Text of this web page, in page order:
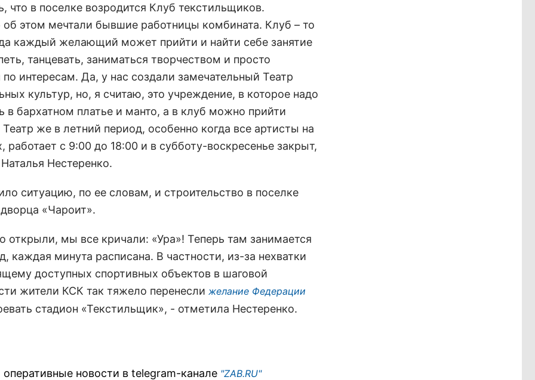
что в поселке возродится Клуб текстильщиков.
об этом мечтали бывшие работницы комбината. Клуб – то
каждый желающий может прийти и найти себе занятие
танцевать, заниматься творчеством и просто
интересам. Да, у нас создали замечательный Театр
культур, но, я считаю, это учреждение, в которое надо
в бархатном платье и манто, а в клуб можно прийти
Театр же в летний период, особенно когда все артисты на
работает с 9:00 до 18:00 и в субботу-воскресенье закрыт,
Нестеренко.
ситуацию, по ее словам, и строительство в поселке
«Чароит».
открыли, мы все кричали: «Ура»! Теперь там занимается
каждая минута расписана. В частности, из-за нехватки
доступных спортивных объектов в шаговой
жители КСК так тяжело перенесли желание Федерации
стадион «Текстильщик», - отметила Нестеренко.
новости в telegram-канале "ZAB.RU"